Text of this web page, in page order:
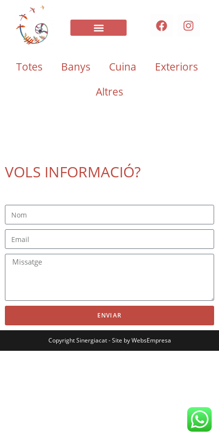
Totes Banys Cuina
Exteriors
Altres
VOLS INFORMACIÓ?
ENVIAR
Copyright Sinergiacat - Site byWebsEmpresa